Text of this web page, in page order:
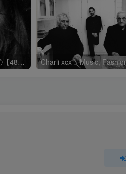
Ariana Grande – petalⒺ【48kHz／24bit】英国区